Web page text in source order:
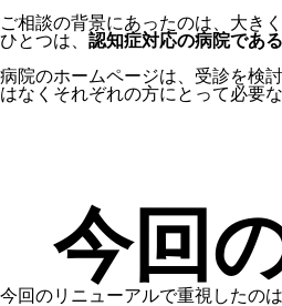
ご相談の背景にあったのは、大き
ひとつは、 認知症対応の病院であ
病院のホームページは、受診を検
はなくそれぞれの方にとって必要
今回
今回のリニューアルで重視したのは